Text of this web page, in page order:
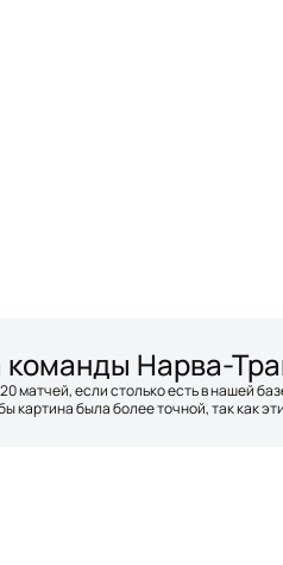
команды Нарва-
матчей, если столько есть в нашей
картина была более точной, так как